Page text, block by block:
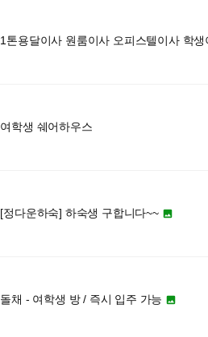
1톤용달이사 원룸이사 오피스텔이사 학
여학생 쉐어하우스
[정다운하숙] 하숙생 구합니다~~ 
돌채 - 여학생 방 / 즉시 입주 가능 